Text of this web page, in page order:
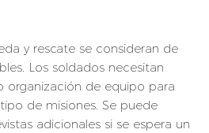
y rescate se consideran de
Los soldados necesitan
de equipo para
de misiones. Se puede
adicionales si se espera un